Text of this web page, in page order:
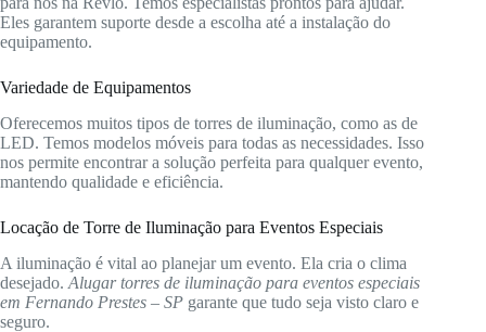
Eles garantem suporte desde a escolha até a instalação do
equipamento.
Variedade de Equipamentos
Oferecemos muitos tipos de torres de iluminação, como as de
LED. Temos modelos móveis para todas as necessidades. Isso
nos permite encontrar a solução perfeita para qualquer evento,
mantendo qualidade e eficiência.
Locação de Torre de Iluminação para Eventos Especiais
A iluminação é vital ao planejar um evento. Ela cria o clima
desejado. Alugar torres de iluminação para eventos especiais
em Fernando Prestes – SP garante que tudo seja visto claro e
seguro.